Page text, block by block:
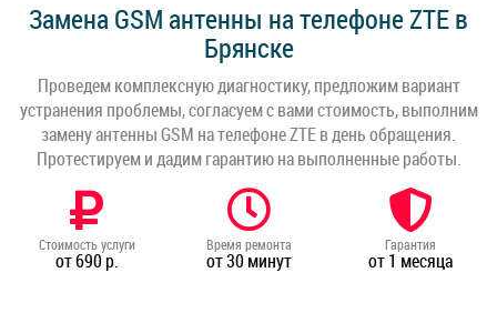
Замена GSM антенны на телефоне ZTE в
Брянске
Проведем комплексную диагностику, предложим вариант
устранения проблемы, согласуем с вами стоимость, выполним
замену антенны GSM на телефоне ZTE в день обращения.
Протестируем и дадим гарантию на выполненные работы.
Стоимость услуги
от 690 р.
Время ремонта
от 30 минут
Гарантия
от 1 месяца